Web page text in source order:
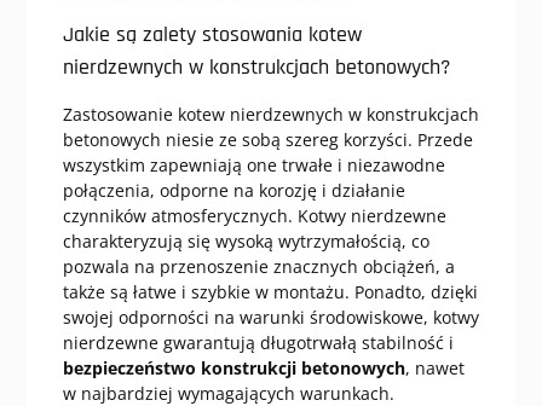
Jakie są zalety stosowania kotew
nierdzewnych w konstrukcjach betonowych?
Zastosowanie kotew nierdzewnych w konstrukcjach
betonowych niesie ze sobą szereg korzyści. Przede
wszystkim zapewniają one trwałe i niezawodne
połączenia, odporne na korozję i działanie
czynników atmosferycznych. Kotwy nierdzewne
charakteryzują się wysoką wytrzymałością, co
pozwala na przenoszenie znacznych obciążeń, a
także są łatwe i szybkie w montażu. Ponadto, dzięki
swojej odporności na warunki środowiskowe, kotwy
nierdzewne gwarantują długotrwałą stabilność i
bezpieczeństwo konstrukcji betonowych, nawet
w najbardziej wymagających warunkach.